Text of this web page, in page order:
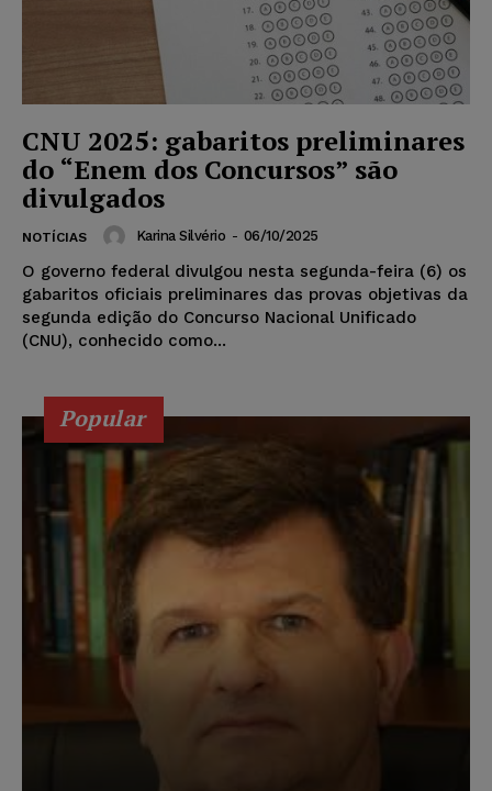
CNU 2025: gabaritos preliminares
do “Enem dos Concursos” são
divulgados
NOTÍCIAS Karina Silvério - 06/10/2025
O governo federal divulgou nesta segunda-feira (6) os
gabaritos oficiais preliminares das provas objetivas da
segunda edição do Concurso Nacional Unificado
(CNU), conhecido como...
Popular